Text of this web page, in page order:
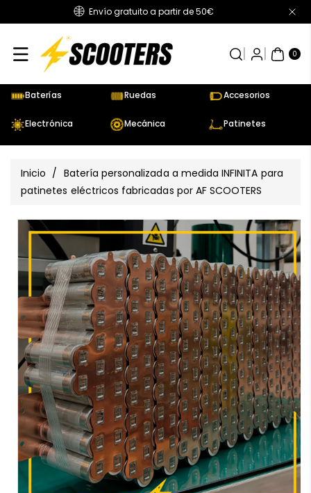
Envío gratuito a partir de 50€
0
AR
TÍC
UL
Baterías Ruedas Accesorios
Electrónica Mecánica Patinetes
Inicio / Batería personalizada a medida INFINITA para
patinetes eléctricos fabricadas por AF SCOOTERS
A La
Información
Del Producto
los
detalles